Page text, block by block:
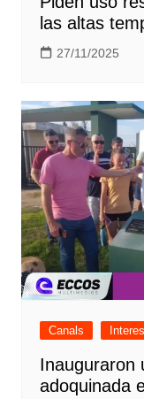
las altas
27/11/2025
Canals
Inauguraron
adoquinada